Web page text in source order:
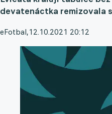
devatenáctka remizovala
eFotbal,12.10.2021 20:12